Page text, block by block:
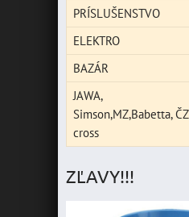
PRÍSLUŠENSTVO
ELEKTRO
BAZÁR
JAWA,
Simson,MZ,Babetta, ČZ
cross
ZĽAVY!!!